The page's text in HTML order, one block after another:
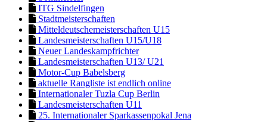
ITG Sindelfingen
Stadtmeisterschaften
Mitteldeutschemeisterschaften U15
Landesmeisterschaften U15/U18
Neuer Landeskampfrichter
Landesmeisterschaften U13/ U21
Motor-Cup Babelsberg
aktuelle Rangliste ist endlich online
Internationaler Tuzla Cup Berlin
Landesmeisterschaften U11
25. Internationaler Sparkassenpokal Jena